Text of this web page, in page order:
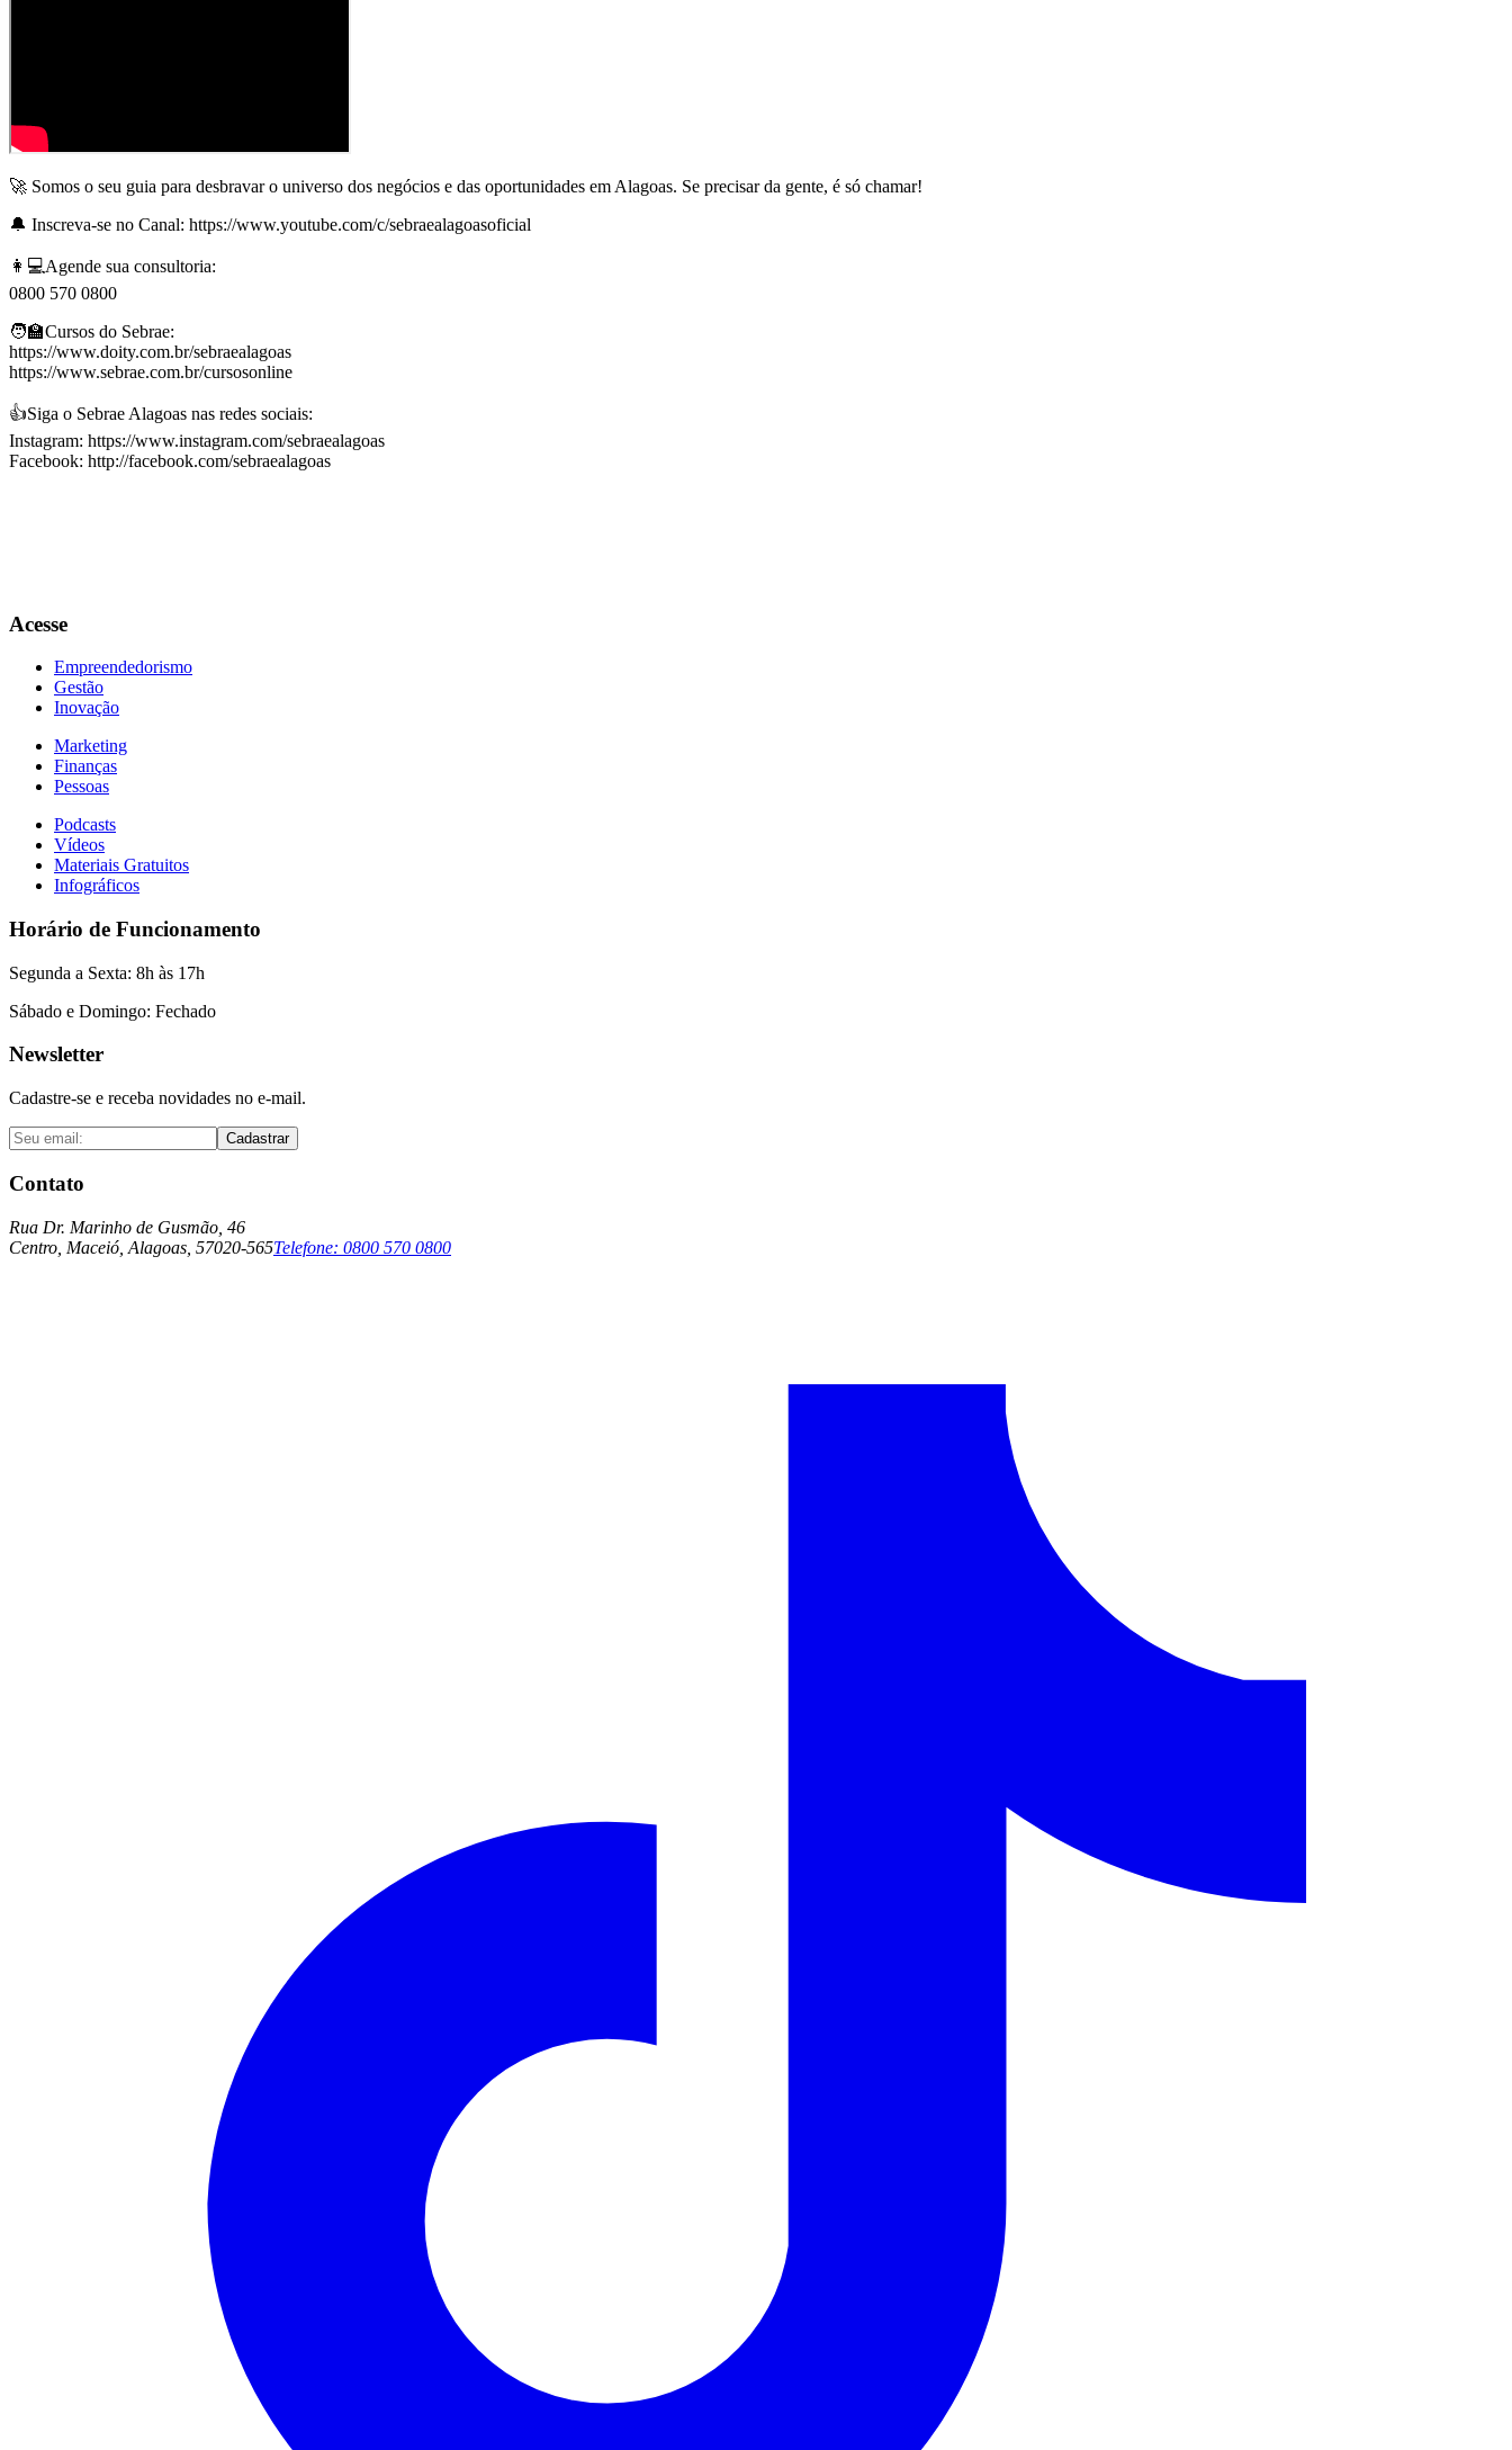
🚀 Somos o seu guia para desbravar o universo dos negócios e das oportunidades em Alagoas. Se precisar da gente, é só chamar!
🔔 Inscreva-se no Canal: https://www.youtube.com/c/sebraealagoasoficial
👩💻Agende sua consultoria:
0800 570 0800
🧑‍🏫Cursos do Sebrae:
https://www.doity.com.br/sebraealagoas
https://www.sebrae.com.br/cursosonline
👍Siga o Sebrae Alagoas nas redes sociais:
Instagram: https://www.instagram.com/sebraealagoas
Facebook: http://facebook.com/sebraealagoas
Acesse
Empreendedorismo
Gestão
Inovação
Marketing
Finanças
Pessoas
Podcasts
Vídeos
Materiais Gratuitos
Infográficos
Horário de Funcionamento
Segunda a Sexta: 8h às 17h
Sábado e Domingo: Fechado
Newsletter
Cadastre-se e receba novidades no e-mail.
Cadastrar
Contato
Rua Dr. Marinho de Gusmão, 46
Centro, Maceió, Alagoas, 57020-565Telefone: 0800 570 0800